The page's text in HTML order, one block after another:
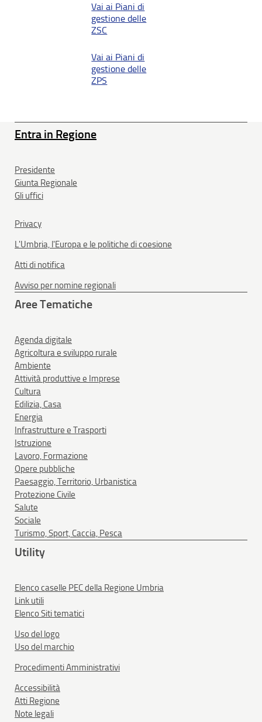
Vai ai Piani di
gestione delle
ZSC
Vai ai Piani di
gestione delle
ZPS
Entra in Regione
Presidente
Giunta Regionale
Gli uffici
Privacy
L'Umbria, l'Europa e le politiche di coesione
Atti di notifica
Avviso per nomine regionali
Aree Tematiche
Agenda digitale
Agricoltura e sviluppo rurale
Ambiente
Attività produttive e Imprese
Cultura
Edilizia, Casa
Energia
Infrastrutture e Trasporti
Istruzione
Lavoro, Formazione
Opere pubbliche
Paesaggio, Territorio, Urbanistica
Protezione Civile
Salute
Sociale
Turismo, Sport, Caccia, Pesca
Utility
Elenco caselle PEC della Regione Umbria
Link utili
Elenco Siti tematici
Uso del logo
Uso del marchio
Procedimenti Amministrativi
Accessibilità
Atti Regione
Note legali